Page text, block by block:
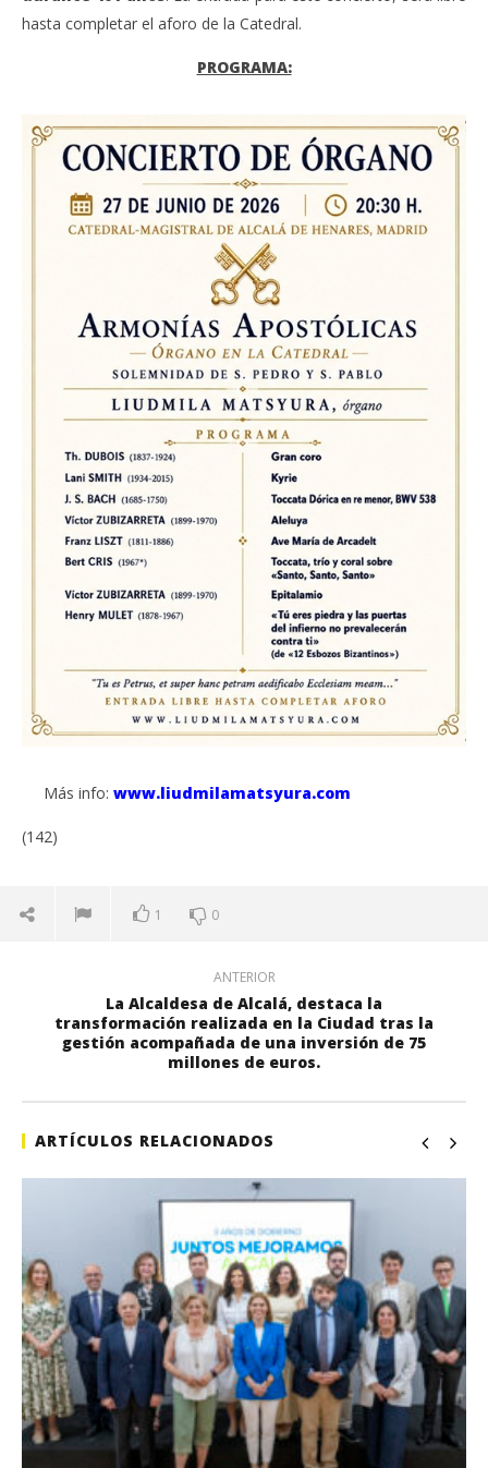
hasta completar el aforo de la Catedral.
PROGRAMA:
Más info: www.liudmilamatsyura.com
(142)
1 0
ANTERIOR
La Alcaldesa de Alcalá, destaca la
transformación realizada en la Ciudad tras la
gestión acompañada de una inversión de 75
millones de euros.
ARTÍCULOS RELACIONADOS